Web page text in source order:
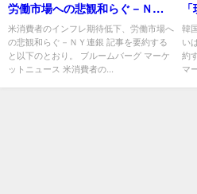
労働市場への悲観和らぐ－ＮＹ
連銀
米消費者のインフレ期待低下、労働市場へ
の悲観和らぐ－ＮＹ連銀 記事を要約する
と以下のとおり。 ブルームバーグ マーケ
ットニュース 米消費者の...
場
韓
い
約
マ